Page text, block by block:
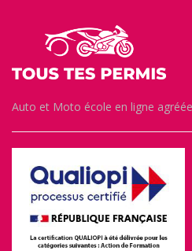
Auto et Moto école en ligne